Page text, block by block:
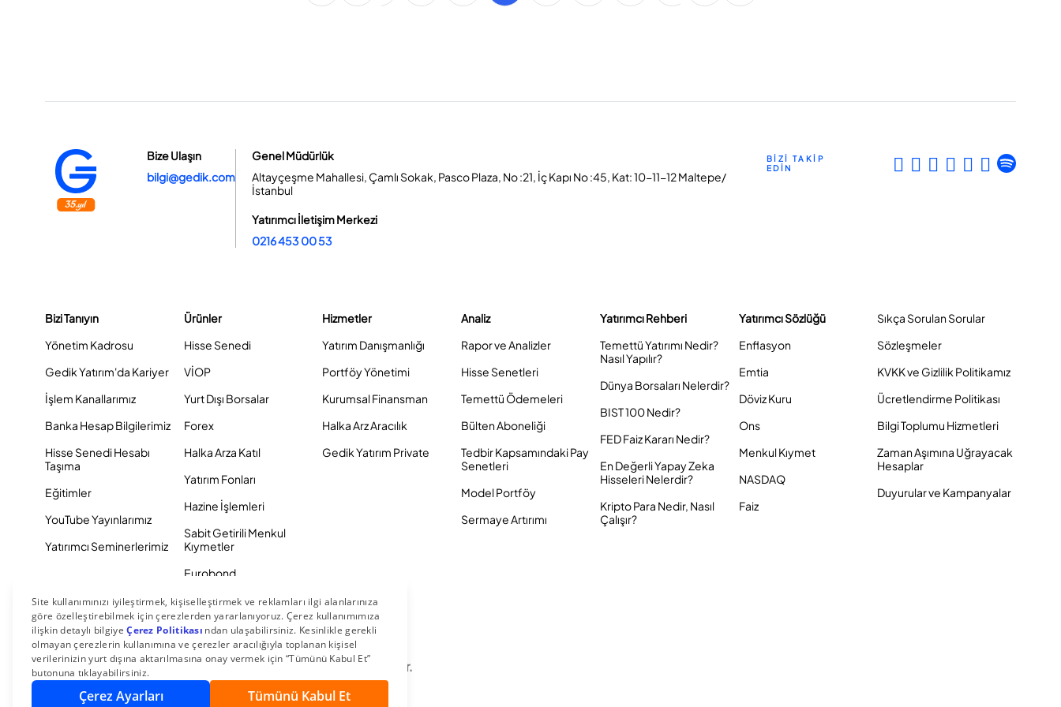
Bize Ulaşın
bilgi@gedik.com
Genel Müdürlük
Altayçeşme Mahallesi, Çamlı Sokak, Pasco Plaza, No :21, İç Kapı No :45, Kat: 10-11-12 Maltepe/
İstanbul
Yatırımcı İletişim Merkezi
0216 453 00 53
BİZİ TAKİP
EDİN
Bizi Tanıyın
Yönetim Kadrosu
Gedik Yatırım'da Kariyer
İşlem Kanallarımız
Banka Hesap Bilgilerimiz
Hisse Senedi Hesabı
Taşıma
Eğitimler
YouTube Yayınlarımız
Yatırımcı Seminerlerimiz
Ürünler
Hisse Senedi
VİOP
Yurt Dışı Borsalar
Forex
Halka Arza Katıl
Yatırım Fonları
Hazine İşlemleri
Sabit Getirili Menkul
Kıymetler
Eurobond
Tahvil ve Bono
Hizmetler
Yatırım Danışmanlığı
Portföy Yönetimi
Kurumsal Finansman
Halka Arz Aracılık
Gedik Yatırım Private
Analiz
Rapor ve Analizler
Hisse Senetleri
Temettü Ödemeleri
Bülten Aboneliği
Tedbir Kapsamındaki Pay
Senetleri
Model Portföy
Sermaye Artırımı
Yatırımcı Rehberi
Temettü Yatırımı Nedir?
Nasıl Yapılır?
Dünya Borsaları Nelerdir?
BIST 100 Nedir?
FED Faiz Kararı Nedir?
En Değerli Yapay Zeka
Hisseleri Nelerdir?
Kripto Para Nedir, Nasıl
Çalışır?
Yatırımcı Sözlüğü
Enflasyon
Emtia
Döviz Kuru
Ons
Menkul Kıymet
NASDAQ
Faiz
Sıkça Sorulan Sorular
Sözleşmeler
KVKK ve Gizlilik Politikamız
Ücretlendirme Politikası
Bilgi Toplumu Hizmetleri
Zaman Aşımına Uğrayacak
Hesaplar
Duyurular ve Kampanyalar
© 2026 Gedik Yatırım Menkul Değerler AŞ. Tüm Hakları Saklıdır.